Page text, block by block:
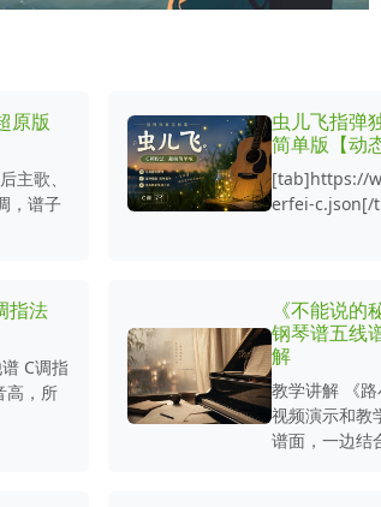
原版
主歌、
，谱子
虫儿飞指弹
简单版【动
[tab]https://
erfei-c.json[/
指法
C调指
高，所
《不能说的
钢琴谱五线
解
教学讲解 《
视频演示和教
谱面，一边结